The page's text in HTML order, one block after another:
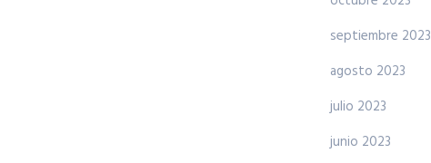
septiembre 2023
agosto 2023
julio 2023
junio 2023